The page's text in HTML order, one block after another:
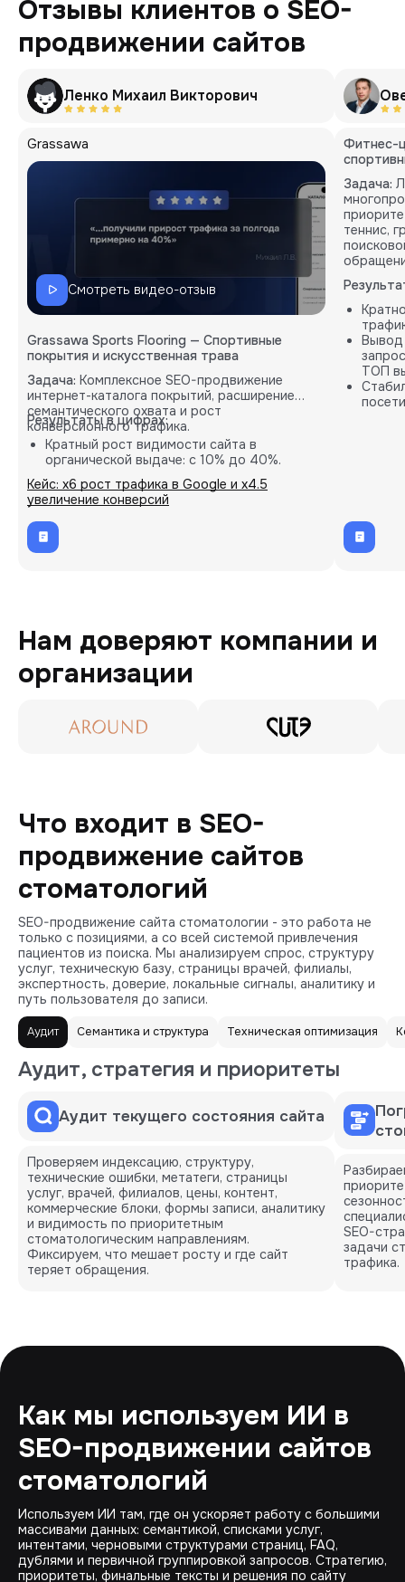
Отзывы клиентов о SEO-
продвижении сайтов
Ленко Михаил Викторович
Grassawa
Смотреть видео-отзыв
Grassawa Sports Flooring — Спортивные
покрытия и искусственная трава
Задача: Комплексное SEO-продвижение
интернет-каталога покрытий, расширение
семантического охвата и рост
конверсионного трафика.
Результаты в цифрах:
Кратный рост видимости сайта в
органической выдаче: с 10% до 40%.
Пропорциональное увеличение количества
целевых B2B-заявок (лидов).
Внедрение кастомных решений на основе
глубокой аналитики проекта.
Кейс: х6 рост трафика в Google и х4.5
увеличение конверсий
Фитнес-
Задача:
теннис,
ТОП
Нам доверяют компании и
организации
Что входит в SEO-
продвижение сайтов
стоматологий
SEO-продвижение сайта стоматологии - это работа не
только с позициями, а со всей системой привлечения
пациентов из поиска. Мы анализируем спрос, структуру
услуг, техническую базу, страницы врачей, филиалы,
экспертность, доверие, локальные сигналы, аналитику и
путь пользователя до записи.
Аудит Семантика и структура Техническая оптимизация
Аудит, стратегия и приоритеты
Аудит текущего состояния сайта
Проверяем индексацию, структуру,
технические ошибки, метатеги, страницы
услуг, врачей, филиалов, цены, контент,
коммерческие блоки, формы записи, аналитику
и видимость по приоритетным
стоматологическим направлениям.
Фиксируем, что мешает росту и где сайт
теряет обращения.
SEO-
задачи
трафика.
Как мы используем ИИ в
SEO-продвижении сайтов
стоматологий
Используем ИИ там, где он ускоряет работу с большими
массивами данных: семантикой, списками услуг,
интентами, черновыми структурами страниц, FAQ,
дублями и первичной группировкой запросов. Стратегию,
приоритеты, финальные тексты и решения по сайту